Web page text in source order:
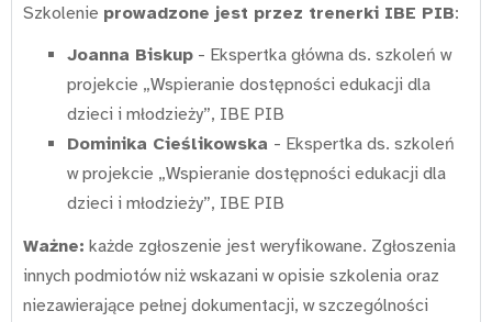
Szkolenie prowadzone jest przez trenerki IBE PIB:
Joanna Biskup - Ekspertka główna ds. szkoleń w
projekcie „Wspieranie dostępności edukacji dla
dzieci i młodzieży”, IBE PIB
Dominika Cieślikowska - Ekspertka ds. szkoleń
w projekcie „Wspieranie dostępności edukacji dla
dzieci i młodzieży”, IBE PIB
Ważne: każde zgłoszenie jest weryfikowane. Zgłoszenia
innych podmiotów niż wskazani w opisie szkolenia oraz
niezawierające pełnej dokumentacji, w szczególności